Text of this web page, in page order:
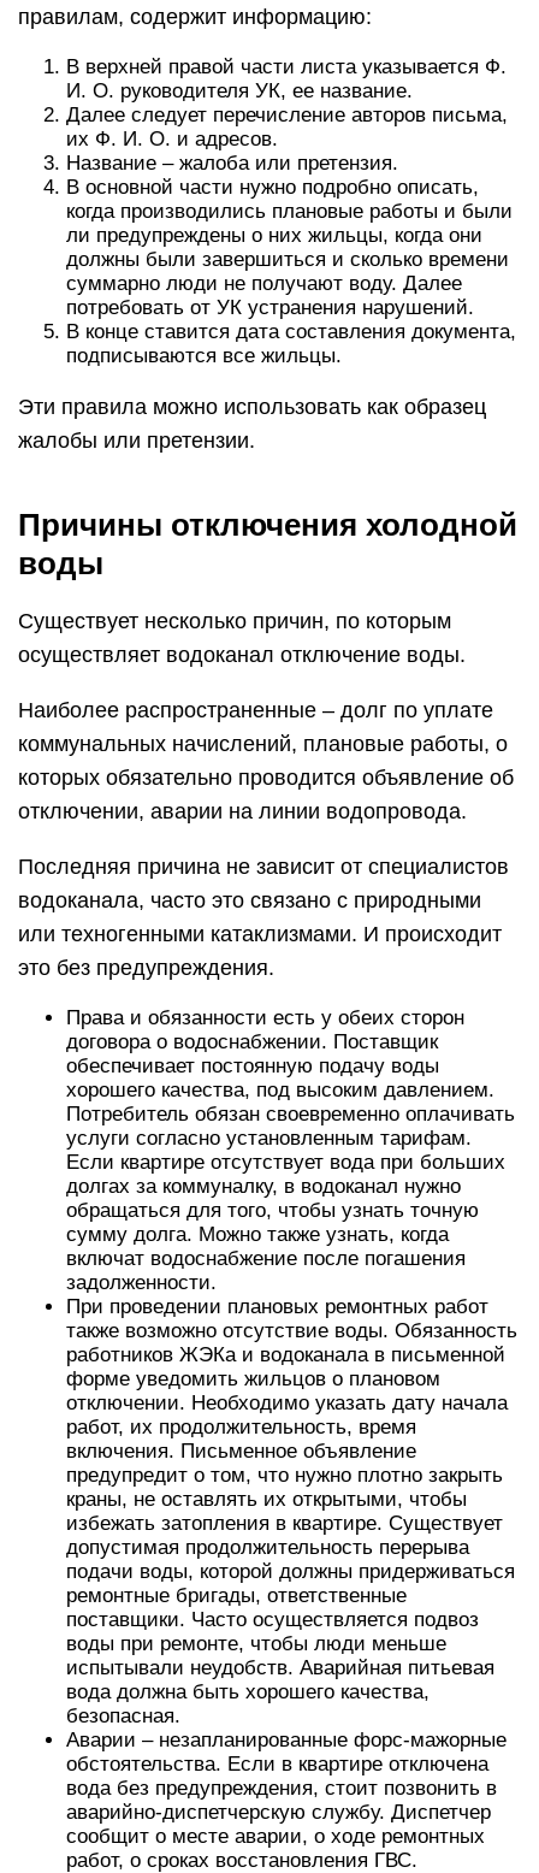
правилам, содержит информацию:
В верхней правой части листа указывается Ф.
И. О. руководителя УК, ее название.
Далее следует перечисление авторов письма,
их Ф. И. О. и адресов.
Название – жалоба или претензия.
В основной части нужно подробно описать,
когда производились плановые работы и были
ли предупреждены о них жильцы, когда они
должны были завершиться и сколько времени
суммарно люди не получают воду. Далее
потребовать от УК устранения нарушений.
В конце ставится дата составления документа,
подписываются все жильцы.
Эти правила можно использовать как образец
жалобы или претензии.
Причины отключения холодной
воды
Существует несколько причин, по которым
осуществляет водоканал отключение воды.
Наиболее распространенные – долг по уплате
коммунальных начислений, плановые работы, о
которых обязательно проводится объявление об
отключении, аварии на линии водопровода.
Последняя причина не зависит от специалистов
водоканала, часто это связано с природными
или техногенными катаклизмами. И происходит
это без предупреждения.
Права и обязанности есть у обеих сторон
договора о водоснабжении. Поставщик
обеспечивает постоянную подачу воды
хорошего качества, под высоким давлением.
Потребитель обязан своевременно оплачивать
услуги согласно установленным тарифам.
Если квартире отсутствует вода при больших
долгах за коммуналку, в водоканал нужно
обращаться для того, чтобы узнать точную
сумму долга. Можно также узнать, когда
включат водоснабжение после погашения
задолженности.
При проведении плановых ремонтных работ
также возможно отсутствие воды. Обязанность
работников ЖЭКа и водоканала в письменной
форме уведомить жильцов о плановом
отключении. Необходимо указать дату начала
работ, их продолжительность, время
включения. Письменное объявление
предупредит о том, что нужно плотно закрыть
краны, не оставлять их открытыми, чтобы
избежать затопления в квартире. Существует
допустимая продолжительность перерыва
подачи воды, которой должны придерживаться
ремонтные бригады, ответственные
поставщики. Часто осуществляется подвоз
воды при ремонте, чтобы люди меньше
испытывали неудобств. Аварийная питьевая
вода должна быть хорошего качества,
безопасная.
Аварии – незапланированные форс-мажорные
обстоятельства. Если в квартире отключена
вода без предупреждения, стоит позвонить в
аварийно-диспетчерскую службу. Диспетчер
сообщит о месте аварии, о ходе ремонтных
работ, о сроках восстановления ГВС.